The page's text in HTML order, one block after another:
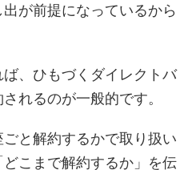
が前提になっているから
、ひもづくダイレクトバ
れるのが一般的です。
と解約するかで取り扱い
こまで解約するか」を伝